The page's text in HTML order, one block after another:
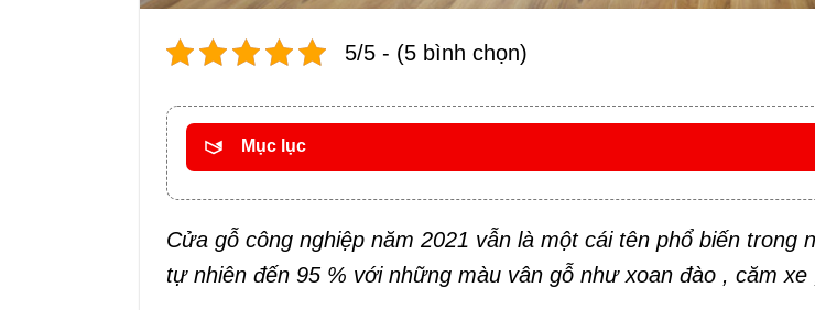
5/5 - (5 bình chọn)
Mục lục
Cửa gỗ công nghiệp năm 2021 vẫn là một cái tên phổ biến
tự nhiên đến 95 % với những màu vân gỗ như xoan đào , căm